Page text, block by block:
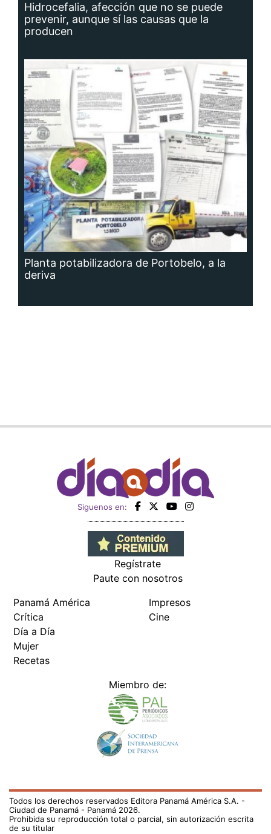
Hidrocefalia, afección que no se puede
prevenir, aunque sí las causas que la
producen
Planta potabilizadora de Portobelo, a la
deriva
Siguenos en:
Regístrate
Paute con nosotros
Panamá América
Crítica
Día a Día
Mujer
Recetas
Impresos
Cine
Miembro de:
Todos los derechos reservados Editora Panamá América S.A. -
Ciudad de Panamá - Panamá 2026.
Prohibida su reproducción total o parcial, sin autorización escrita
de su titular